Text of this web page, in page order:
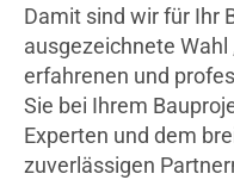
Damit sind wir für Ihr
ausgezeichnete
erfahrenen und
Sie bei Ihrem
Experten und dem
zuverlässigen